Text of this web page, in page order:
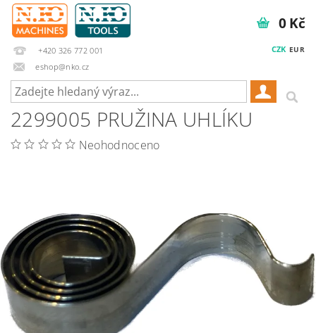
+420 326 772 001
eshop@nko.cz
CZK EUR
0 Kč
2299005 PRUŽINA UHLÍKU
Neohodnoceno